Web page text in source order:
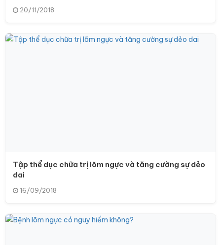
20/11/2018
Tập thể dục chữa trị lõm ngực và tăng cường sự dẻo
dai
16/09/2018